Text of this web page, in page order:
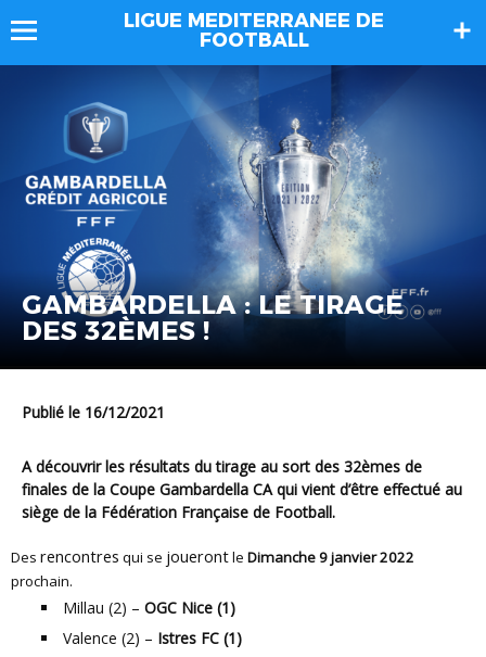
LIGUE MEDITERRANEE DE
FOOTBALL
GAMBARDELLA : LE TIRAGE
DES 32ÈMES !
Publié le 16/12/2021
A découvrir les résultats du tirage au sort des 32èmes de
finales de la Coupe Gambardella CA qui vient d’être effectué au
siège de la Fédération Française de Football.
Des rencontres qui se jouerontle Dimanche 9 janvier 2022
prochain.
Millau (2) – OGC Nice (1)
Valence (2) – Istres FC (1)